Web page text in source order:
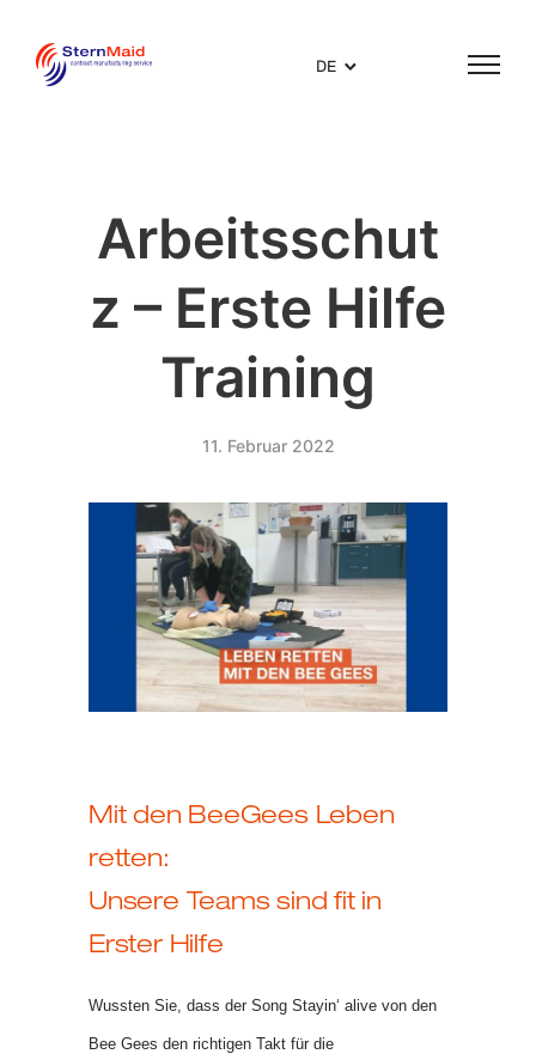
DE
Arbeitsschut
z – Erste Hilfe
Training
11. Februar 2022
Mit den BeeGees Leben
retten:
Unsere Teams sind fit in
Erster Hilfe
Wussten Sie, dass der Song Stayin‘ alive von den
Bee Gees den richtigen Takt für die